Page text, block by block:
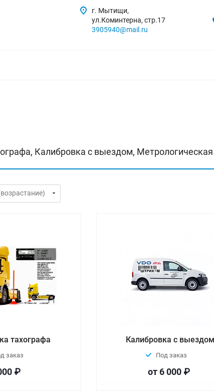
г. Мытищи,
ул.Коминтерна, стр.17
3905940@mail.ru
Калибровка с выездом,
тахографа
заказ
₽
Калибровка с выездом
Под заказ
от 6 000 ₽